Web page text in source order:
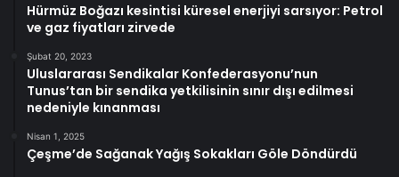
Hürmüz Boğazı kesintisi küresel enerjiyi sarsıyor: Petrol
ve gaz fiyatları zirvede
Şubat 20, 2023
Uluslararası Sendikalar Konfederasyonu’nun
Tunus’tan bir sendika yetkilisinin sınır dışı edilmesi
nedeniyle kınanması
Nisan 1, 2025
Çeşme’de Sağanak Yağış Sokakları Göle Döndürdü